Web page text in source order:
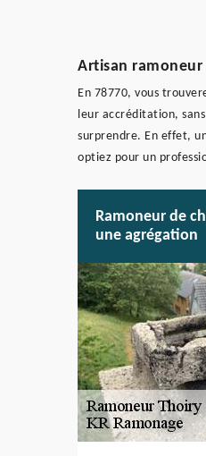
Artisan
En 78770, vous
leur accréditation,
surprendre. En effet,
optiez pour un
Ramoneur de
une agrégation